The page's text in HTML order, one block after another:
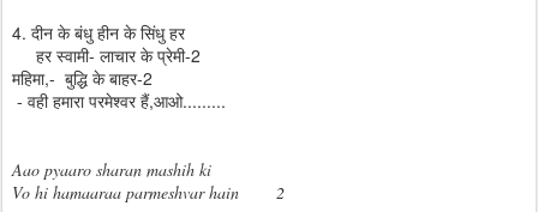
4. दीन के बंधु हीन के सिंधु हर
हर स्वामी- लाचार के प्रेमी-2
महिमा,- बुद्धि के बाहर-2
- वही हमारा परमेश्वर हैं,आओ.........
Aao pyaaro sharan mashih ki
Vo hi hamaaraa parmeshvar hain 2